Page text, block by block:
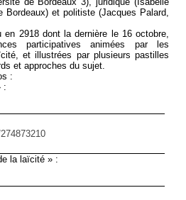
Bordeaux) et politiste (Jacques Palard,
2918 dont la dernière le 16 octobre,
participatives animées par les
et illustrées par plusieurs pastilles
et approches du sujet.
:
:
la laïcité » :